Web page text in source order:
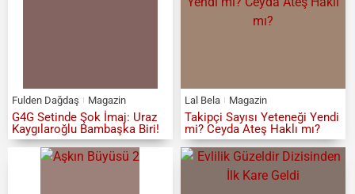
Fulden Dağdaş Magazin
G4G Setinde Şok İmaj: Uraz
Kaygılaroğlu Bambaşka Biri!
Lal Bela Magazin
Takipçi Sayısı Yeteneği Yendi
mi? Ceyda Ateş Haklı mı?